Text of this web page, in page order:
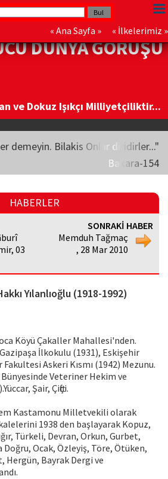
« Ana Sayfa » « İlkelerimiz »
DÜNYA GÖRÜŞÜ
ve Dokuz Işıkçı Milliyetçiliktir...
demeyin. Bilakis Onlar diridirler..."
Bakara-154
HABERLER
03
SONRAKİ HABER
Memduh Tağmaç
, 28 Mar 2010
Yılanlıoğlu (1918-1992)
Köyü Çakaller Mahallesi'nden.
İlkokulu (1931), Eskişehir
Askeri Kısmı (1942) Mezunu.
Veteriner Hekim ve
Şair, Çiftçi.
Kastamonu Milletvekili olarak
1938 den başlayarak Kopuz,
Türkeli, Devran, Orkun, Gurbet,
Doğru, Ocak, Özleyiş, Töre, Ötüken,
Bayrak Dergi ve